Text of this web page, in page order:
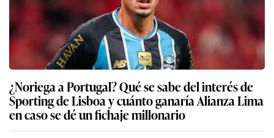
¿Noriega a Portugal? Qué se sabe del interés de
Sporting de Lisboa y cuánto ganaría Alianza Lima
en caso se dé un fichaje millonario